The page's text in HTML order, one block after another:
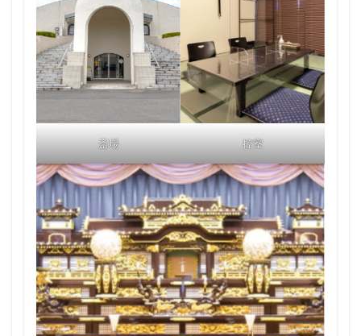
斎場 控室